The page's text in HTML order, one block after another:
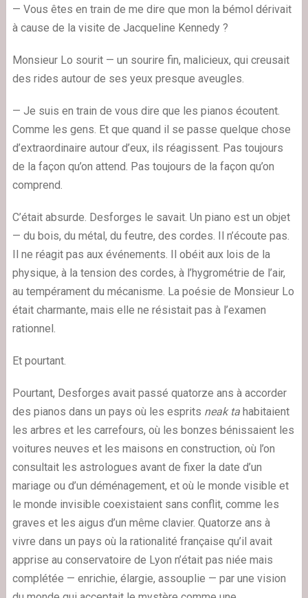
— Vous êtes en train de me dire que mon la bémol dérivait
à cause de la visite de Jacqueline Kennedy ?
Monsieur Lo sourit — un sourire fin, malicieux, qui creusait
des rides autour de ses yeux presque aveugles.
— Je suis en train de vous dire que les pianos écoutent.
Comme les gens. Et que quand il se passe quelque chose
d’extraordinaire autour d’eux, ils réagissent. Pas toujours
de la façon qu’on attend. Pas toujours de la façon qu’on
comprend.
C’était absurde. Desforges le savait. Un piano est un objet
— du bois, du métal, du feutre, des cordes. Il n’écoute pas.
Il ne réagit pas aux événements. Il obéit aux lois de la
physique, à la tension des cordes, à l’hygrométrie de l’air,
au tempérament du mécanisme. La poésie de Monsieur Lo
était charmante, mais elle ne résistait pas à l’examen
rationnel.
Et pourtant.
Pourtant, Desforges avait passé quatorze ans à accorder
des pianos dans un pays où les esprits neak tahabitaient
les arbres et les carrefours, où les bonzes bénissaient les
voitures neuves et les maisons en construction, où l’on
consultait les astrologues avant de fixer la date d’un
mariage ou d’un déménagement, et où le monde visible et
le monde invisible coexistaient sans conflit, comme les
graves et les aigus d’un même clavier. Quatorze ans à
vivre dans un pays où la rationalité française qu’il avait
apprise au conservatoire de Lyon n’était pas niée mais
complétée — enrichie, élargie, assouplie — par une vision